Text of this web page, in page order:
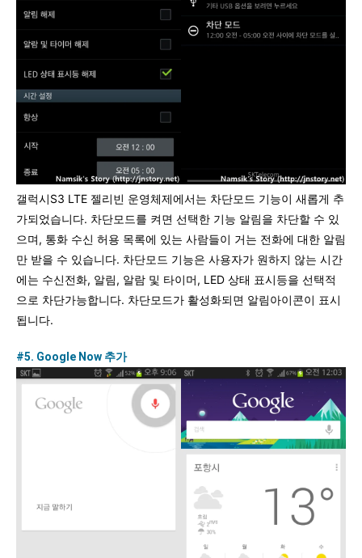
갤럭시S3 LTE 젤리빈 운영체제에서는 차단모드 기능이 새롭게 추
가되었습니다. 차단모드를 켜면 선택한 기능 알림을 차단할 수 있
으며, 통화 수신 허용 목록에 있는 사람들이 거는 전화에 대한 알림
만 받을 수 있습니다. 차단모드 기능은 사용자가 원하지 않는 시간
에는 수신전화, 알림, 알람 및 타이머, LED 상태 표시등을 선택적
으로 차단가능합니다. 차단모드가 활성화되면 알림아이콘이 표시
됩니다.
#5. Google Now 추가